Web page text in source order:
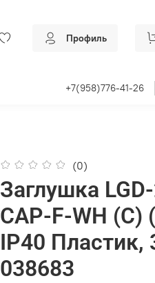
Профиль
+7(958)776-41-26
(0)
Заглушка
CAP-F-WH (C)
IP40 Пластик,
038683